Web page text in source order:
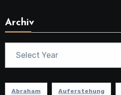
Archiv
Abraham Auferstehung